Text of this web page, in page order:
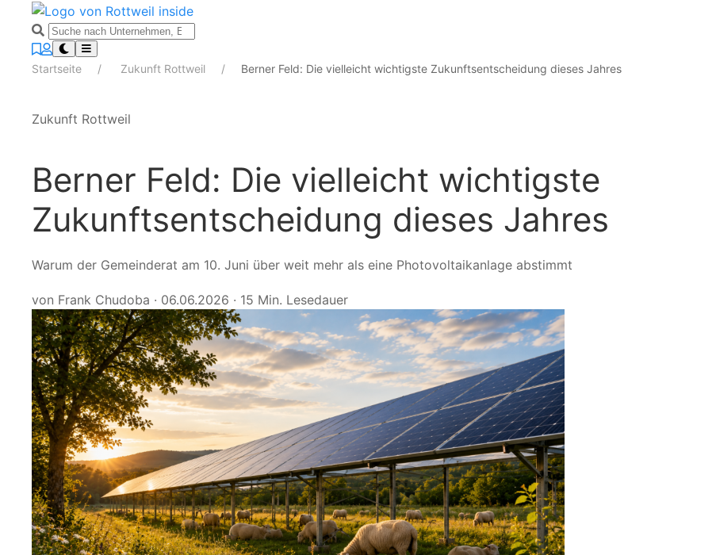
Startseite Zukunft Rottweil Berner Feld: Die vielleicht wichtigste Zukunftsentscheidung dieses Jahres
Zukunft Rottweil
Berner Feld: Die vielleicht wichtigste
Zukunftsentscheidung dieses Jahres
Warum der Gemeinderat am 10. Juni über weit mehr als eine Photovoltaikanlage abstimmt
von Frank Chudoba · 06.06.2026 · 15 Min. Lesedauer